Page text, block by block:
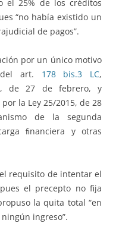
el 25% de los créditos
“no había existido un
de pagos”.
por un único motivo
del art. 178 bis.3 LC,
de 27 de febrero, y
la Ley 25/2015, de 28
de la segunda
ﬁnanciera y otras
requisito de intentar el
el precepto no fija
la quita total “en
ingreso”.